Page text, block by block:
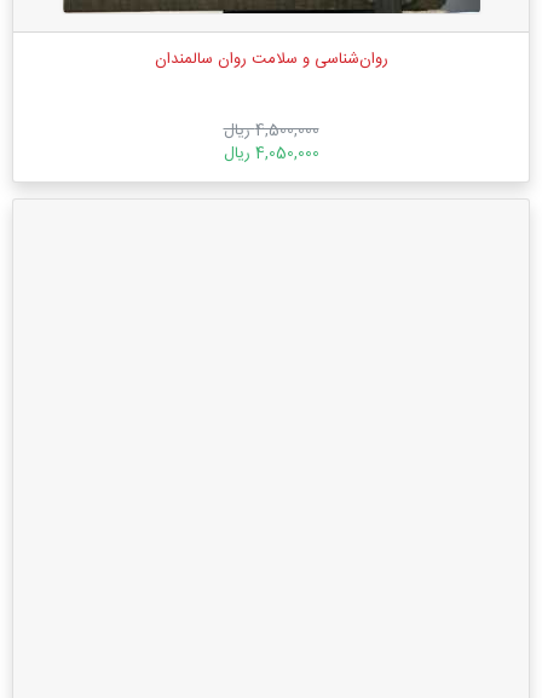
روان‌شناسی و سلامت روان سالمندان
4,500,000 ریال
4,050,000 ریال